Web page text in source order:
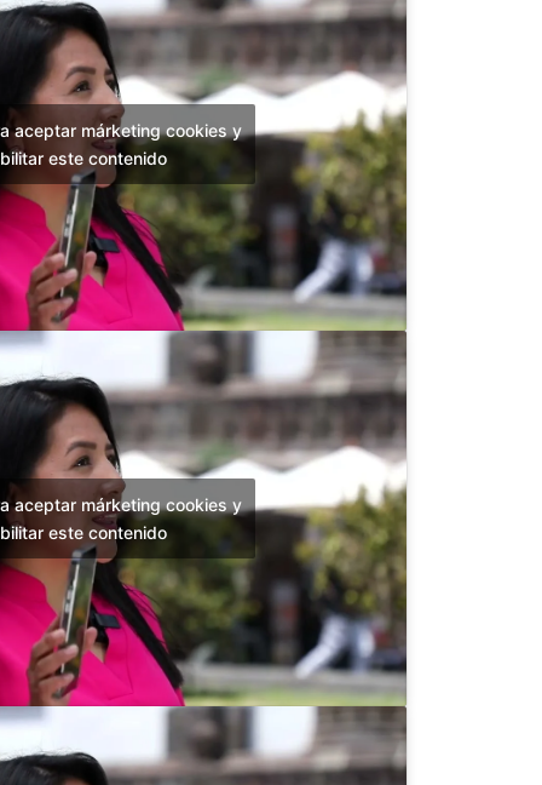
aceptar márketing cookies y
este contenido
aceptar márketing cookies y
este contenido